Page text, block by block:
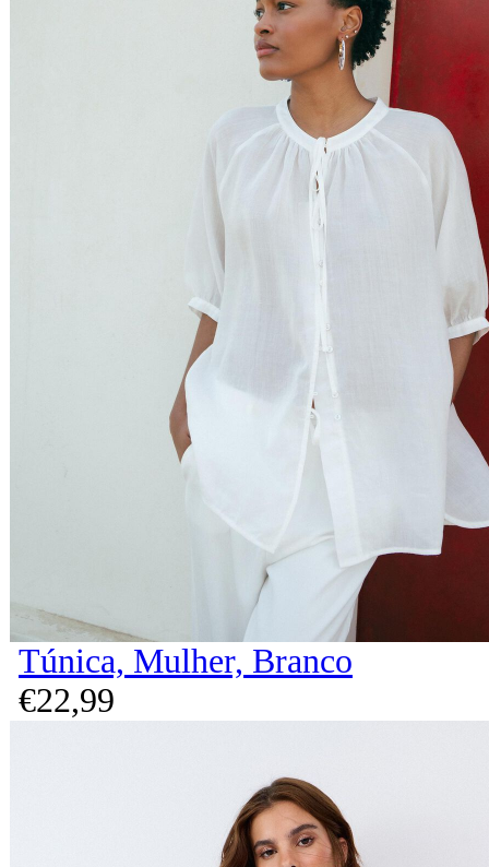
Túnica, Mulher, Branco
€22,99